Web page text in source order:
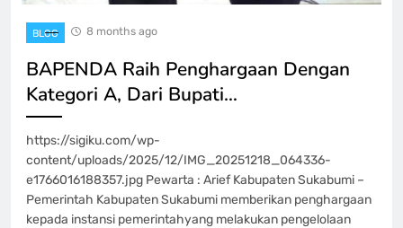
BLOG 8 months ago
BAPENDA Raih Penghargaan Dengan
Kategori A, Dari Bupati…
https://sigiku.com/wp-
content/uploads/2025/12/IMG_20251218_064336-
e1766016188357.jpg Pewarta : Arief Kabupaten Sukabumi –
Pemerintah Kabupaten Sukabumi memberikan penghargaan
kepada instansi pemerintahyang melakukan pengelolaan